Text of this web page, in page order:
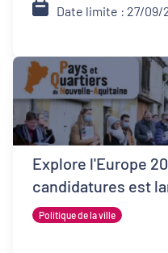
Date limite : 27/09/
Explore l'Europe
candidatures est
Politique de la ville